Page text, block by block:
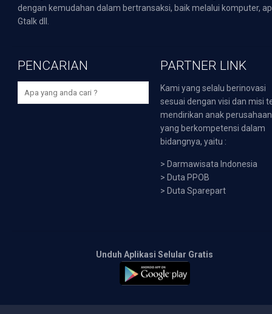
dengan kemudahan dalam bertransaksi, baik melalui komputer,
Gtalk dll.
PENCARIAN PARTNER LINK
Kami yang selalu berinovasi
sesuai dengan visi dan misi
mendirikan anak perusahaan
yang berkompetensi dalam
bidangnya, yaitu :
> Darmawisata Indonesia
> Duta PPOB
> Duta Sparepart
Unduh Aplikasi Selular Gratis